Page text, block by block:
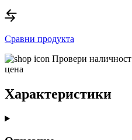
Сравни продукта
Провери наличност
цена
Характеристики